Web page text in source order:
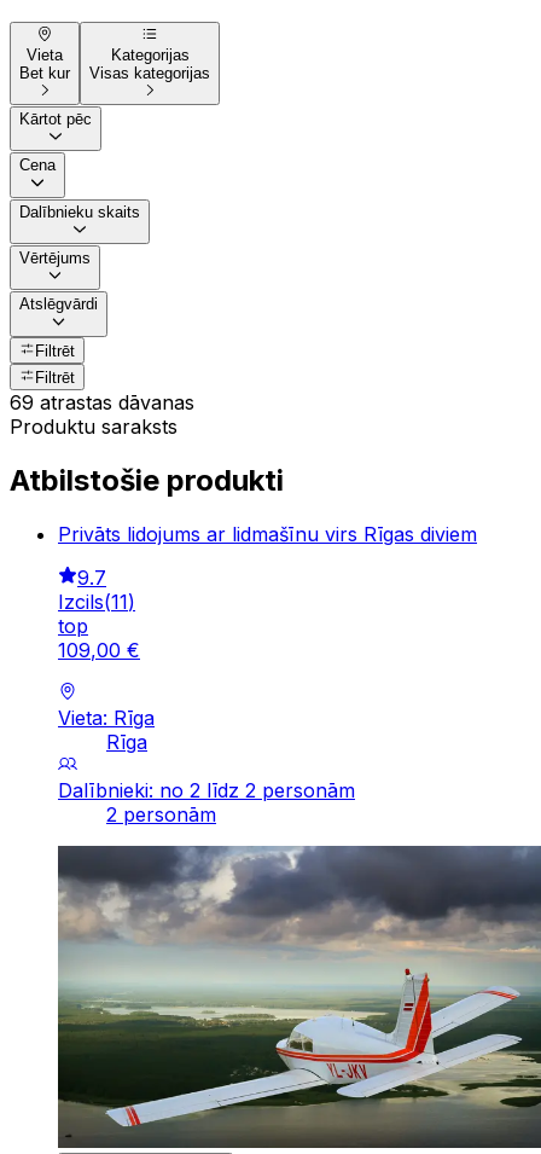
Vieta
Bet kur
Kategorijas
Visas kategorijas
Kārtot pēc
Cena
Dalībnieku skaits
Vērtējums
Atslēgvārdi
Filtrēt
Filtrēt
69 atrastas dāvanas
Produktu saraksts
Atbilstošie produkti
Privāts lidojums ar lidmašīnu virs Rīgas diviem
9.7
Izcils(11)
top
109,00 €
Vieta: Rīga
Rīga
Dalībnieki: no 2 līdz 2 personām
2 personām